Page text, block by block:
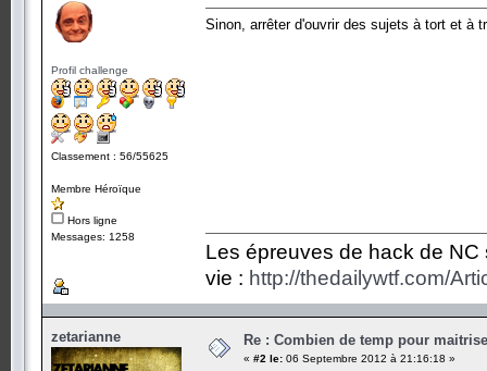
Profil challenge
Classement : 56/55625
Membre Héroïque
Hors ligne
Messages: 1258
Sinon, arrêter d'ouvrir des sujets à tort et à
Les épreuves de hack de
vie : http://thedailywtf.com/
zetarianne Re : Combien de temp pour
« #2 le: 06 Septembre 2012 à 21:16:18 »